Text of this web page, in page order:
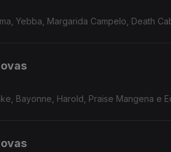
Yebba, Margarida Campelo, Death
Bayonne, Harold, Praise Mangena e